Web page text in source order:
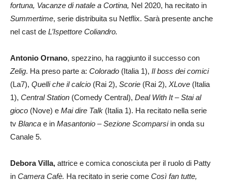
fortuna, Vacanze di natale a Cortina, Nel 2020, ha recitato in
Summertime, serie distribuita su Netflix. Sarà presente anche
nel cast de L’Ispettore Coliandro.
Antonio Ornano, spezzino, ha raggiunto il successo con
Zelig. Ha preso parte a: Colorado (Italia 1), Il boss dei comici
(La7), Quelli che il calcio (Rai 2), Scorie (Rai 2), XLove (Italia
1), Central Station (Comedy Central), Deal With It – Stai al
gioco (Nove) e Mai dire Talk (Italia 1). Ha recitato nella serie
tv Blanca e in Masantonio – Sezione Scomparsi in onda su
Canale 5.
Debora Villa, attrice e comica conosciuta per il ruolo di Patty
in Camera Cafè. Ha recitato in serie come Così fan tutte,